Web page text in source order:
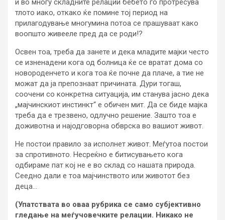
и во многу складните релации бебето го протресува
тлото иако, откако ќе помине тој период на
прилагодување многумина потоа се прашуваат како
воопшто живееле пред да се роди!?
Освен тоа, треба да занете и дека младите мајки често
се изненадени кога од болница ќе се вратат дома со
новороденчето и кога тоа ќе почне да плаче, а тие не
можат да ја препознаат причината. Дури тогаш,
соочени со конкретна ситуација, им станува јасно дека
„мајчинскиот инстинкт“ е обичен мит. Да се биде мајка
треба да е трезвено, одлучно решение. Зашто тоа е
доживотна и најодговорна обврска во вашиот живот.
Не постои правило за исполнет живот. Меѓутоа постои
за спротивното. Несреќно е битисувањето кога
одбираме пат кој не е во склад со нашата природа.
Сеедно дали е тоа мајчинството или животот без
деца…
(Упатствата во оваа рубрика се само субјективно
гледање на меѓучовечките релации. Никако не